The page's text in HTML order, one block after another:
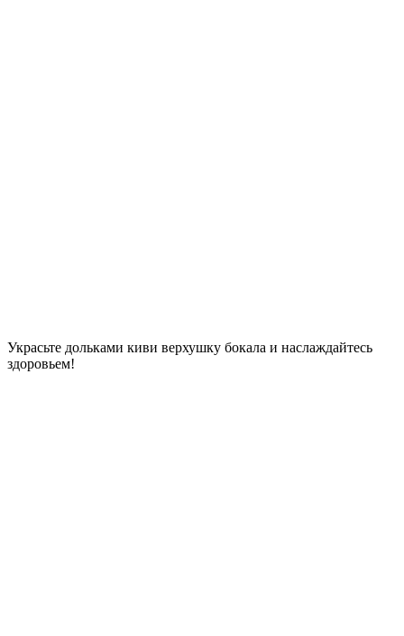
Украсьте дольками киви верхушку бокала и наслаждайтесь
здоровьем!